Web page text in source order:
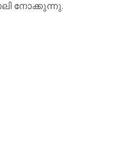
നോക്കുന്നു.